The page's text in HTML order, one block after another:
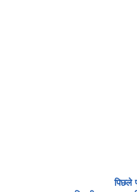
पिछले